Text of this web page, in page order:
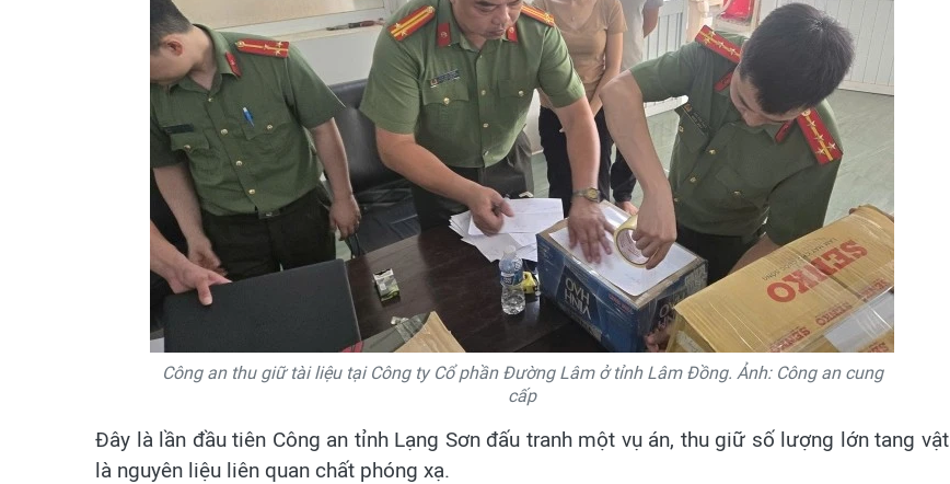
Công an thu giữ tài liệu tại Công ty Cổ phần Đường Lâm ở tỉnh Lâm Đồng. Ảnh: Công an cung
cấp
Đây là lần đầu tiên Công an tỉnh Lạng Sơn đấu tranh một vụ án, thu giữ số lượng lớn tang vật
là nguyên liệu liên quan chất phóng xạ.